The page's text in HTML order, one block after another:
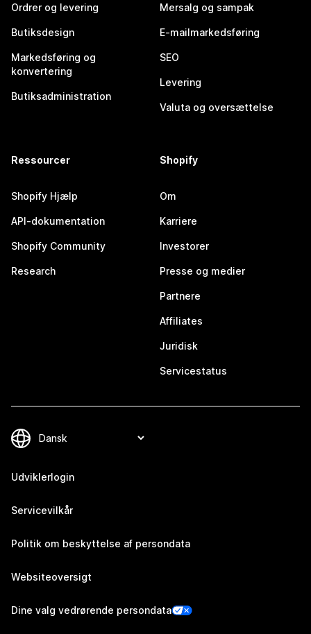
Ordrer og levering
Butiksdesign
Markedsføring og
konvertering
Butiksadministration
Mersalg og sampak
E-mailmarkedsføring
SEO
Levering
Valuta og oversættelse
Ressourcer
Shopify Hjælp
API-dokumentation
Shopify Community
Research
Shopify
Om
Karriere
Investorer
Presse og medier
Partnere
Affiliates
Juridisk
Servicestatus
Udviklerlogin
Servicevilkår
Politik om beskyttelse af persondata
Websiteoversigt
Dine valg vedrørende persondata